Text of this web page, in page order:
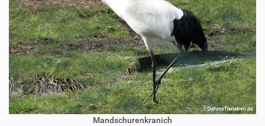
Mandschurenkranich